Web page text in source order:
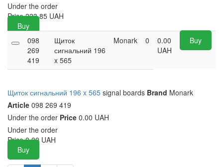
Under the order
Price 223.85 UAH
Buy
098
269
419
Щиток
сигнальний 196
x 565
Monark 0
0.00
UAH
Buy
Щиток сигнальний 196 x 565 signal boards Brand Monark
Article 098 269 419
Under the order Price 0.00 UAH
Under the order
Price 0.00 UAH
Buy